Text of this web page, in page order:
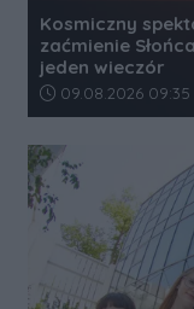
Kosmiczny
zaćmienie
jeden wieczór
Data dodania
09.08.2026 09:35